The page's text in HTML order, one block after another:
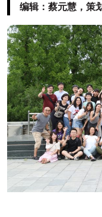
编辑：蔡元慧，策